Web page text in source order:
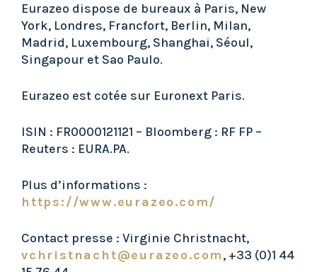
Eurazeo dispose de bureaux à Paris, New
York, Londres, Francfort, Berlin, Milan,
Madrid, Luxembourg, Shanghai, Séoul,
Singapour et Sao Paulo.
Eurazeo est cotée sur Euronext Paris.
ISIN : FR0000121121 – Bloomberg : RF FP –
Reuters : EURA.PA.
Plus d’informations :
https://www.eurazeo.com/
Contact presse : Virginie Christnacht,
vchristnacht@eurazeo.com, +33 (0)1 44